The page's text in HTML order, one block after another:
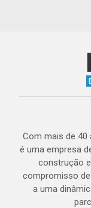
Com mais de 40
é uma empresa
construção
compromisso
a uma